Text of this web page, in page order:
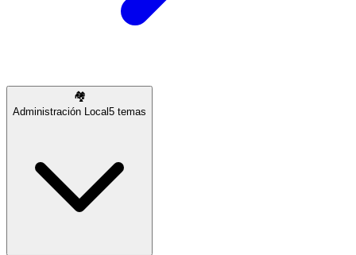
🏘️
Administración Local5 temas